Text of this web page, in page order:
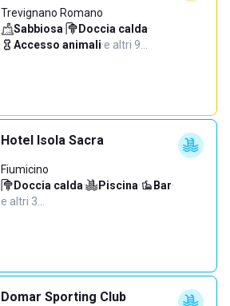
Trevignano Romano
Sabbiosa· Doccia calda·
Accesso animali·e altri 9…
Hotel Isola Sacra
Fiumicino
Doccia calda· Piscina· Bar·
e altri 3…
Domar Sporting Club